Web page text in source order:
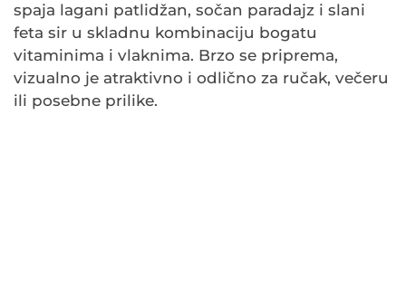
spaja lagani patlidžan, sočan paradajz i slani
feta sir u skladnu kombinaciju bogatu
vitaminima i vlaknima. Brzo se priprema,
vizualno je atraktivno i odlično za ručak, večeru
ili posebne prilike.